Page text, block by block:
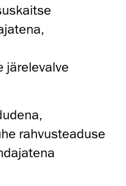
järelevalve
rahvusteaduse